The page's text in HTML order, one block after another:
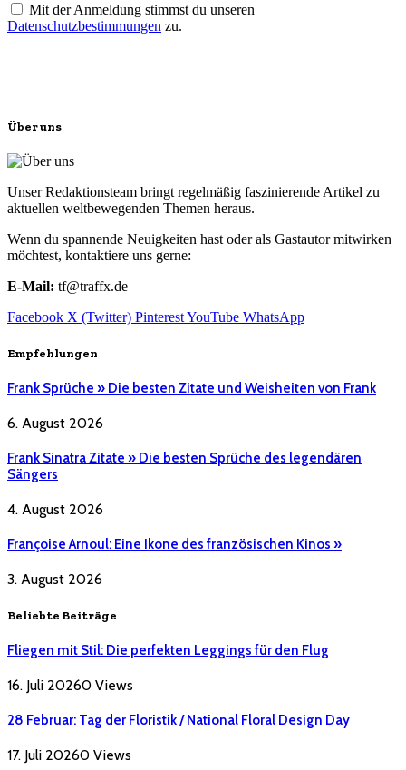
Mit der Anmeldung stimmst du unseren
Datenschutzbestimmungen zu.
Über uns
Unser Redaktionsteam bringt regelmäßig faszinierende Artikel zu
aktuellen weltbewegenden Themen heraus.
Wenn du spannende Neuigkeiten hast oder als Gastautor mitwirken
möchtest, kontaktiere uns gerne:
E-Mail: tf@traffx.de
Facebook X (Twitter) PinterestYouTube WhatsApp
Empfehlungen
Frank Sprüche » Die besten Zitate und Weisheiten von Frank
6. August 2026
Frank Sinatra Zitate » Die besten Sprüche des legendären
Sängers
4. August 2026
Françoise Arnoul: Eine Ikone des französischen Kinos »
3. August 2026
Beliebte Beiträge
Fliegen mit Stil: Die perfekten Leggings für den Flug
16. Juli 20260 Views
28 Februar: Tag der Floristik / National Floral Design Day
17. Juli 20260 Views